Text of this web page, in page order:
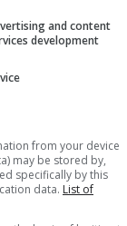
and content
development
from your device
may be stored by,
specifically by this
data. List of